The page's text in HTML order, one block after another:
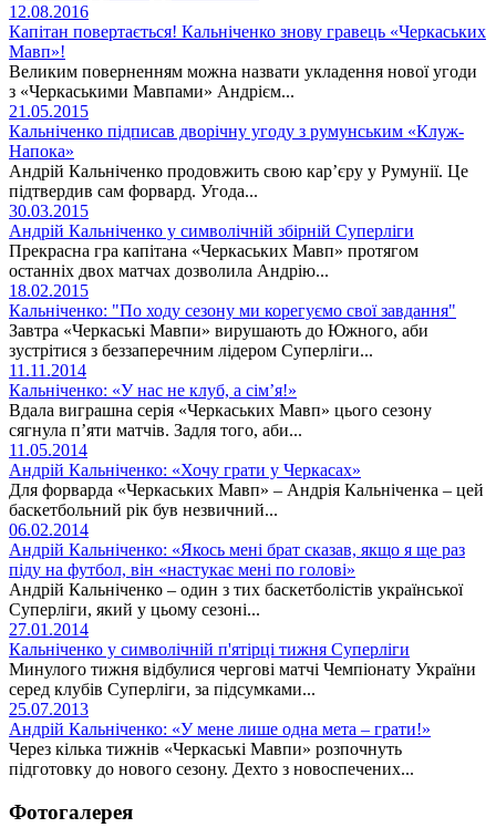
12.08.2016
Капітан повертається! Кальніченко знову гравець «Черкаських
Мавп»!
Великим поверненням можна назвати укладення нової угоди
з «Черкаськими Мавпами» Андрієм...
21.05.2015
Кальніченко підписав дворічну угоду з румунським «Клуж-
Напока»
Андрій Кальніченко продовжить свою кар’єру у Румунії. Це
підтвердив сам форвард. Угода...
30.03.2015
Андрій Кальніченко у символічній збірній Суперліги
Прекрасна гра капітана «Черкаських Мавп» протягом
останніх двох матчах дозволила Андрію...
18.02.2015
Кальніченко: "По ходу сезону ми корегуємо свої завдання"
Завтра «Черкаські Мавпи» вирушають до Южного, аби
зустрітися з беззаперечним лідером Суперліги...
11.11.2014
Кальніченко: «У нас не клуб, а сім’я!»
Вдала виграшна серія «Черкаських Мавп» цього сезону
сягнула п’яти матчів. Задля того, аби...
11.05.2014
Андрій Кальніченко: «Хочу грати у Черкасах»
Для форварда «Черкаських Мавп» – Андрія Кальніченка – цей
баскетбольний рік був незвичний...
06.02.2014
Андрій Кальніченко: «Якось мені брат сказав, якщо я ще раз
піду на футбол, він «настукає мені по голові»
Андрій Кальніченко – один з тих баскетболістів української
Суперліги, який у цьому сезоні...
27.01.2014
Кальніченко у символічній п'ятірці тижня Суперліги
Минулого тижня відбулися чергові матчі Чемпіонату України
серед клубів Суперліги, за підсумками...
25.07.2013
Андрій Кальніченко: «У мене лише одна мета – грати!»
Через кілька тижнів «Черкаські Мавпи» розпочнуть
підготовку до нового сезону. Дехто з новоспечених...
Фотогалерея